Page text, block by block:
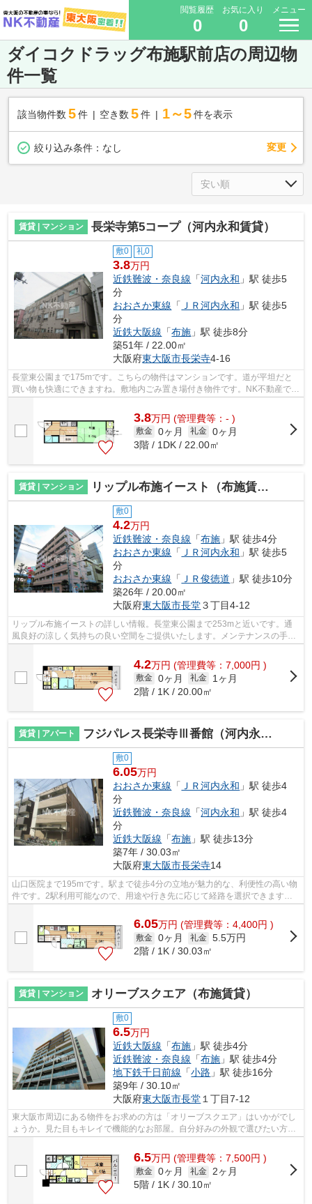
閲覧履歴
0
お気に入り
0
メニュー
ダイコクドラッグ布施駅前店の周辺物
件一覧
該当物件数 5件 空き数 5 件 1～5 件を表示
絞り込み条件： なし 変更
賃貸 | マンション 長栄寺第5コープ（河内永和賃貸）
敷0 礼0
3.8万円
近鉄難波・奈良線 「河内永和 」駅 徒歩5
分
おおさか東線 「 ＪＲ河内永和 」駅 徒歩5
分
近鉄大阪線 「布施 」駅 徒歩8分
築51年 / 22.00㎡
大阪府東大阪市長栄寺4-16
長堂東公園まで175mです。こちらの物件はマンションです。道が平坦だと
買い物も快適にできますね。敷地内ごみ置き場付き物件です。NK不動産では
3.8万円 (管理費等：- )
敷金 0ヶ月 礼金 0ヶ月
3階 / 1DK / 22.00㎡
賃貸 | マンション リップル布施イースト（布施賃貸）
敷0
4.2万円
近鉄難波・奈良線 「布施 」駅 徒歩4分
おおさか東線 「 ＪＲ河内永和 」駅 徒歩5
分
おおさか東線 「 ＪＲ俊徳道 」駅 徒歩10分
築26年 / 20.00㎡
大阪府東大阪市長堂３丁目4-12
リップル布施イーストの詳しい情報。長堂東公園まで253mと近いです。通
風良好の涼しく気持ちの良い空間をご提供いたします。メンテナンスの手間
4.2万円 (管理費等：7,000円 )
敷金 0ヶ月 礼金
1ヶ月
2階 / 1K / 20.00㎡
賃貸 | アパート フジパレス長栄寺Ⅲ番館（河内永和賃貸）
敷0
6.05万円
おおさか東線 「 ＪＲ河内永和 」駅 徒歩4
分
近鉄難波・奈良線 「河内永和 」駅 徒歩4
分
近鉄大阪線 「布施 」駅 徒歩13分
築7年 / 30.03㎡
大阪府東大阪市長栄寺14
山口医院まで195mです。駅まで徒歩4分の立地が魅力的な、利便性の高い物
件です。2駅利用可能なので、用途や行き先に応じて経路を選択できます。
通風良好の涼しく気持ちの良い空間をご...
6.05万円 (管理費等：4,400円 )
敷金 0ヶ月 礼金 5.5万円
2階 / 1K / 30.03㎡
賃貸 | マンション オリーブスクエア（布施賃貸）
敷0
6.5万円
近鉄大阪線 「布施 」駅 徒歩4分
近鉄難波・奈良線 「布施 」駅 徒歩4分
地下鉄千日前線 「小路 」駅 徒歩16分
築9年 / 30.10㎡
大阪府東大阪市長堂 １丁目7-12
東大阪市周辺にある物件をお求めの方は「オリーブスクエア」はいかがでし
ょうか。見た目もキレイで機能的なお部屋。自分好みの外観で選びたい方、
6.5万円 (管理費等：7,500円 )
敷金 0ヶ月 礼金
2ヶ月
5階 / 1K / 30.10㎡